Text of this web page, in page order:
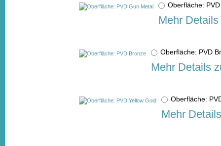
Oberfläche:
Mehr
Oberfläche: PVD
Mehr Details
Oberfläche:
Mehr